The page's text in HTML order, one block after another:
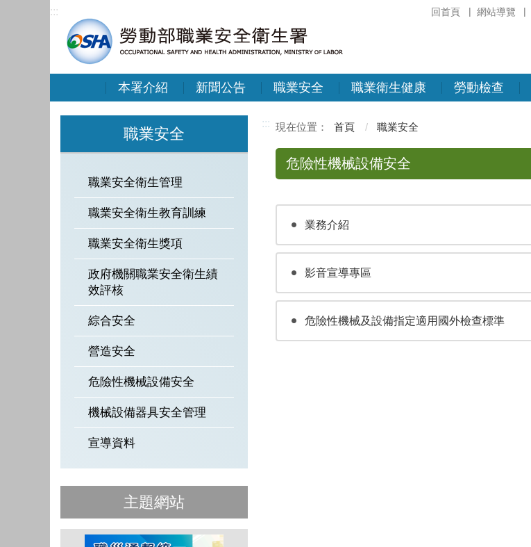
回首頁 網站導覽
:::
本署介紹 新聞公告 職業安全 職業衛生健康 勞動檢查
職業安全
職業安全衛生管理
職業安全衛生教育訓練
職業安全衛生獎項
政府機關職業安全衛生績
效評核
綜合安全
營造安全
危險性機械設備安全
機械設備器具安全管理
宣導資料
主題網站
::: 首頁 職業安全
危險性機械設備安全
業務介紹
影音宣導專區
危險性機械及設備指定適用國外檢查標準